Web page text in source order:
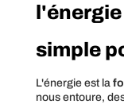
simple
L'énergie est la
nous entoure,